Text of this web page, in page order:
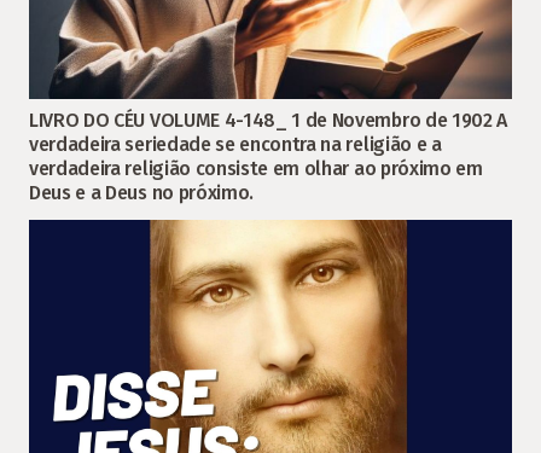
LIVRO DO CÉU VOLUME 4-148_ 1 de Novembro de 1902 A
verdadeira seriedade se encontra na religião e a
verdadeira religião consiste em olhar ao próximo em
Deus e a Deus no próximo.